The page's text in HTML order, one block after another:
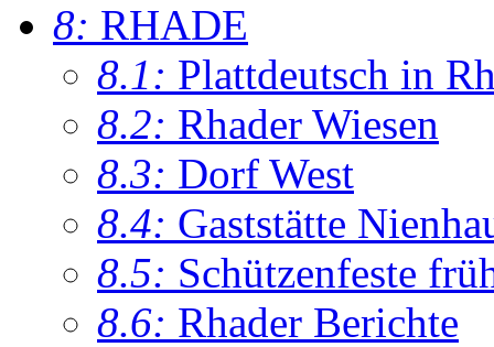
8: RHADE
8.1: Plattdeutsch in
8.2: Rhader Wiesen
8.3: Dorf West
8.4: Gaststätte
8.5: Schützenfeste
8.6: Rhader Berichte